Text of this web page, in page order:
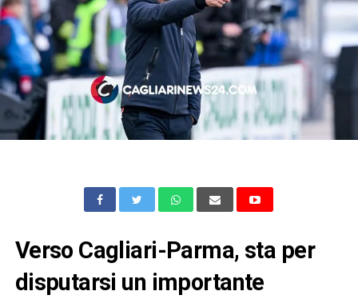
Verso Cagliari-Parma, sta per
disputarsi un importante